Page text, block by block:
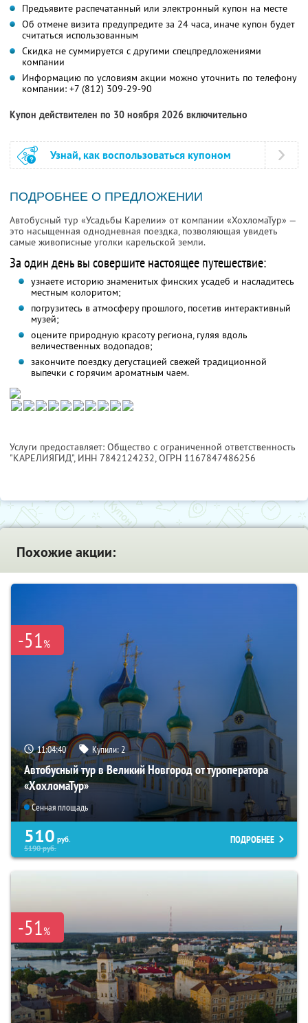
Предъявите распечатанный или электронный купон на месте
Об отмене визита предупредите за 24 часа, иначе купон будет
считаться использованным
Скидка не суммируется с другими спецпредложениями
компании
Информацию по условиям акции можно уточнить по телефону
компании: +7 (812) 309-29-90
Купон действителен по 30 ноября 2026 включительно
Узнай, как воспользоваться купоном
ПОДРОБНЕЕ О ПРЕДЛОЖЕНИИ
Автобусный тур «Усадьбы Карелии» от компании «ХохломаТур» —
это насыщенная однодневная поездка, позволяющая увидеть
самые живописные уголки карельской земли.
За один день вы совершите настоящее путешествие:
узнаете историю знаменитых финских усадеб и насладитесь
местным колоритом;
погрузитесь в атмосферу прошлого, посетив интерактивный
музей;
оцените природную красоту региона, гуляя вдоль
величественных водопадов;
закончите поездку дегустацией свежей традиционной
выпечки с горячим ароматным чаем.
Услуги предоставляет: Общество с ограниченной ответственность
"КАРЕЛИЯГИД", ИНН 7842124232, ОГРН 1167847486256
Похожие акции:
-51%
11:04:39 Купили:2
Автобусный тур в Великий Новгород от туроператора
«ХохломаТур»
Сенная площадь
510 руб.
5190руб.
ПОДРОБНЕЕ
-51%